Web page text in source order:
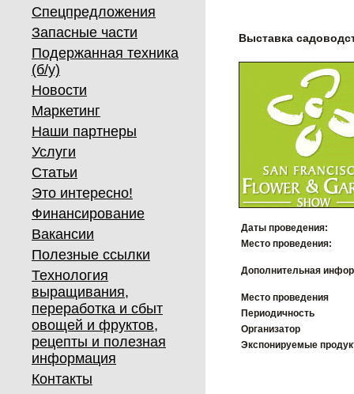
Спецпредложения
Запасные части
Подержанная техника
(б/у)
Новости
Маркетинг
Наши партнеры
Услуги
Статьи
Это интересно!
Финансирование
Вакансии
Полезные ссылки
Технология
выращивания,
переработка и сбыт
овощей и фруктов,
рецепты и полезная
информация
Контакты
Выставка
Даты проведения:
Место проведения:
Дополнительная
Место проведения
Периодичность
Организатор
Экспонируемые